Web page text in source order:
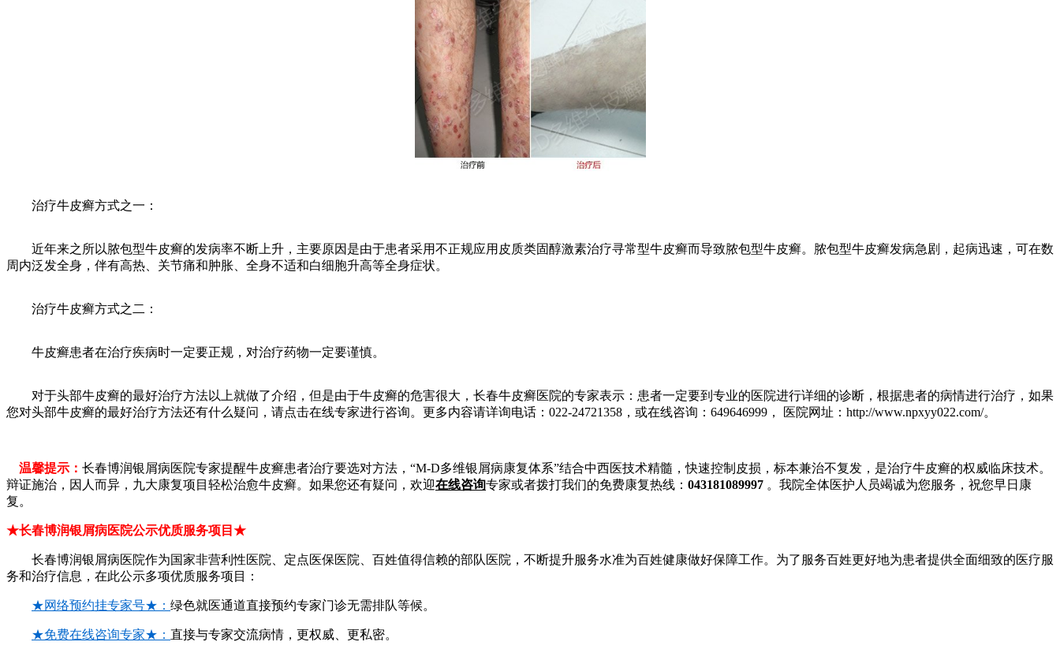
治疗牛皮癣方式之一：
近年来之所以脓包型牛皮癣的发病率不断上升，主要原因是由于患者采用不正规应用皮质类固醇激素治疗寻常型牛皮癣而导致脓包型牛皮癣。脓包型牛皮癣发病急剧，起病迅速，可在数
周内泛发全身，伴有高热、关节痛和肿胀、全身不适和白细胞升高等全身症状。
治疗牛皮癣方式之二：
牛皮癣患者在治疗疾病时一定要正规，对治疗药物一定要谨慎。
对于头部牛皮癣的最好治疗方法以上就做了介绍，但是由于牛皮癣的危害很大，长春牛皮癣医院的专家表示：患者一定要到专业的医院进行详细的诊断，根据患者的病情进行治疗，如果
您对头部牛皮癣的最好治疗方法还有什么疑问，请点击在线专家进行咨询。更多内容请详询电话：022-24721358，或在线咨询：649646999， 医院网址：http://www.npxyy022.com/。
温馨提示： 长春博润银屑病医院专家提醒牛皮癣患者治疗要选对方法，“M-D多维银屑病康复体系”结合中西医技术精髓，快速控制皮损，标本兼治不复发，是治疗牛皮癣的权威临床技术。
辩证施治，因人而异，九大康复项目轻松治愈牛皮癣。如果您还有疑问，欢迎在线咨询专家或者拨打我们的免费康复热线： 043181089997 。我院全体医护人员竭诚为您服务，祝您早日康
复。
★长春博润银屑病医院公示优质服务项目★
长春博润银屑病医院作为国家非营利性医院、定点医保医院、百姓值得信赖的部队医院，不断提升服务水准为百姓健康做好保障工作。为了服务百姓更好地为患者提供全面细致的医疗服
务和治疗信息，在此公示多项优质服务项目：
★网络预约挂专家号★： 绿色就医通道直接预约专家门诊无需排队等候。
★免费在线咨询专家★： 直接与专家交流病情，更权威、更私密。